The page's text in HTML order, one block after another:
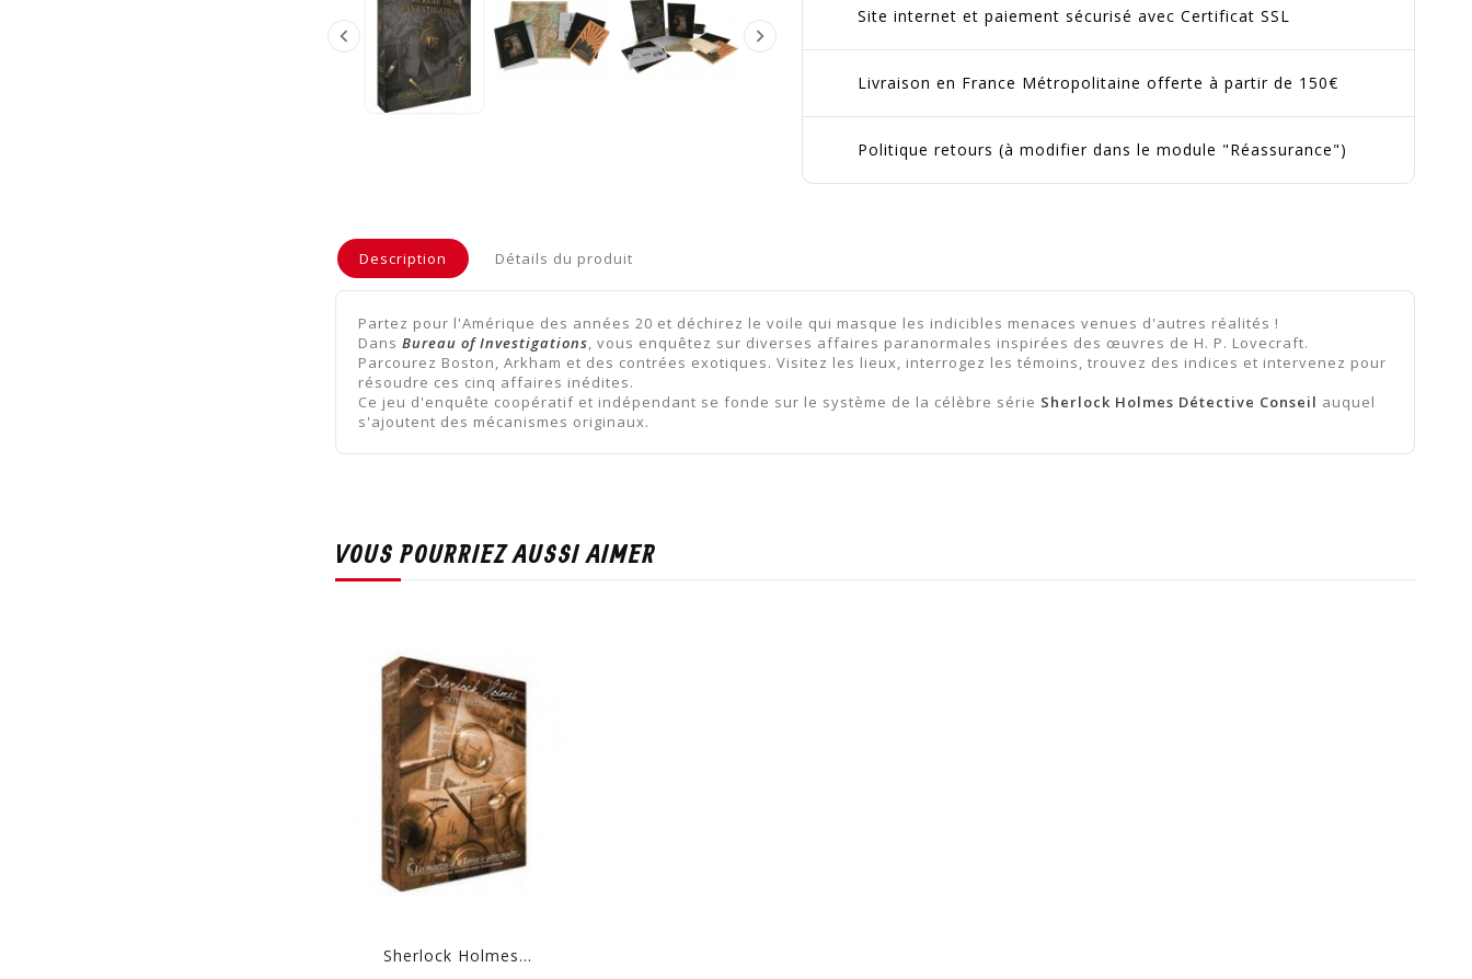
 
Site internet et paiement sécurisé avec Certificat SSL
Livraison en France Métropolitaine offerte à partir de 150€
Politique retours (à modifier dans le module "Réassurance")
Description Détails du produit
Partez pour l'Amérique des années 20 et déchirez le voile qui masque les indicibles menaces venues d'autres réalités !
Dans Bureau of Investigations, vous enquêtez sur diverses affaires paranormales inspirées des œuvres de H. P. Lovecraft.
Parcourez Boston, Arkham et des contrées exotiques. Visitez les lieux, interrogez les témoins, trouvez des indices et intervenez pour
résoudre ces cinq affaires inédites.
Ce jeu d'enquête coopératif et indépendant se fonde sur le système de la célèbre série Sherlock Holmes Détective Conseil auquel
s'ajoutent des mécanismes originaux.
VOUS POURRIEZ AUSSI AIMER
Sherlock Holmes...